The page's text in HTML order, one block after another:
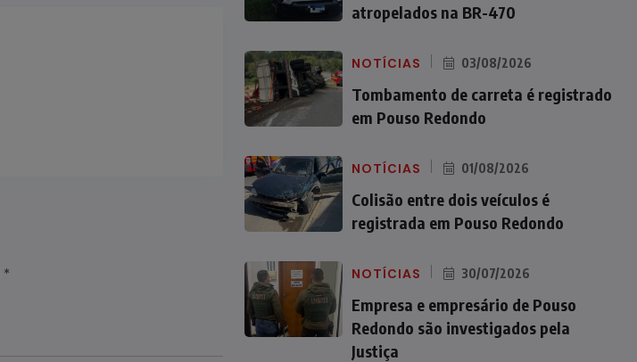
*
atropelados na BR-470
NOTÍCIAS 03/08/2026
Tombamento de carreta é registrado
em Pouso Redondo
NOTÍCIAS 01/08/2026
Colisão entre dois veículos é
registrada em Pouso Redondo
NOTÍCIAS 30/07/2026
Empresa e empresário de Pouso
Redondo são investigados pela
Justiça